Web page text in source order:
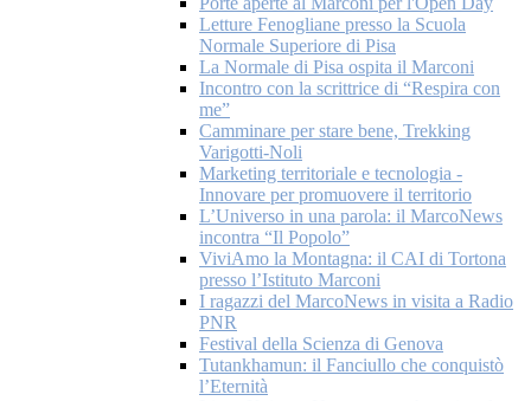
Letture Fenogliane presso la Scuola
Normale Superiore di Pisa
La Normale di Pisa ospita il Marconi
Incontro con la scrittrice di “Respira con
me”
Camminare per stare bene, Trekking
Varigotti-Noli
Marketing territoriale e tecnologia -
Innovare per promuovere il territorio
L’Universo in una parola: il MarcoNews
incontra “Il Popolo”
ViviAmo la Montagna: il CAI di Tortona
presso l’Istituto Marconi
I ragazzi del MarcoNews in visita a Radio
PNR
Festival della Scienza di Genova
Tutankhamun: il Fanciullo che conquistò
l’Eternità